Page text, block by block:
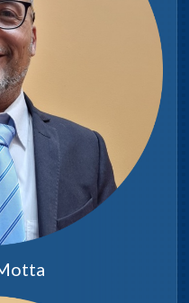
informes
a asuntos
de la
con la
la Cultura, su